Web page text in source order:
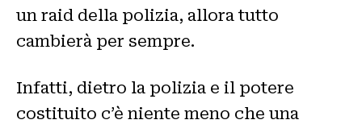
un raid della polizia, allora tutto
cambierà per sempre.
Infatti, dietro la polizia e il potere
costituito c’è niente meno che una